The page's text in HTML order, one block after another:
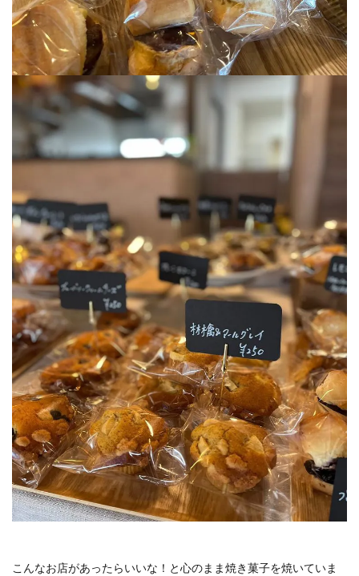
こんなお店があったらいいな！と心のまま焼き菓子を焼いていま